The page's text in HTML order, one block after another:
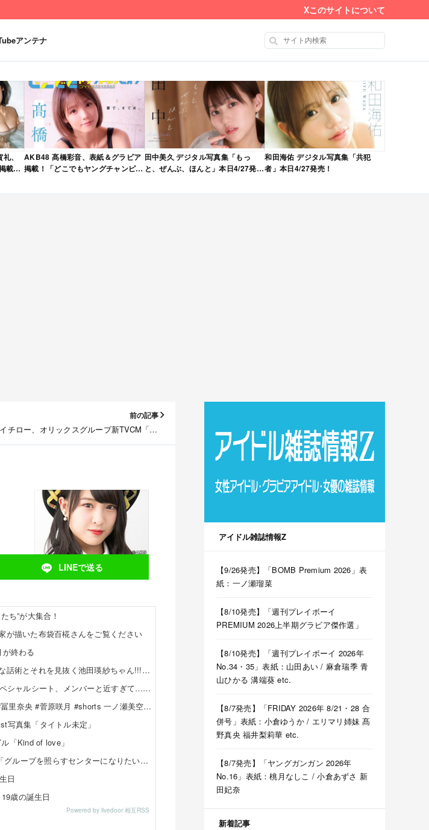
Xこのサイトについて
アンテナ
、
載！
AKB48 髙橋彩音、表紙＆グラビア
掲載！「どこでもヤングチャンピオ
田中美久 デジタル写真集「もっ
と、ぜんぶ、ほんと」本日4/27発
和田海佑 デジタル写真集「共犯
者」本日4/27発売！
前の記事
チロー、オリックスグループ新TVCM「やる
LINEで送る
ち”が大集合！
が描いた布袋百椛さんをご覧ください
終わる
林瑠奈ちゃんの巧みな話術とそれを見抜く池田瑛紗ちゃん!!!【乃木坂46】
【櫻坂46】レミノスペシャルシート、メンバーと近すぎて…【全国ツアー2026】
池田瑛紗 乃木坂46 #冨里奈央 #菅原咲月 #shorts 一ノ瀬美空 五百城茉央 瀬戸口心月 奥の反応まとめ
写真集「タイトル未定」
「Kind of love」
日向坂46 藤嶌果歩 「グループを照らすセンターになりたい」何倍もキラキラしたかほりんが降臨【坂道の火曜日】
日
歳の誕生日
Powered by livedoor 相互RSS
アイドル雑誌情報Z
【9/26発売】「BOMB Premium 2026」表
紙：一ノ瀬瑠菜
【8/10発売】「週刊プレイボーイ
PREMIUM 2026上半期グラビア傑作選」
【8/10発売】「週刊プレイボーイ 2026年
No.34・35」表紙：山田あい / 麻倉瑞季 青
山ひかる 溝端葵 etc.
【8/7発売】「FRIDAY 2026年 8/21・28 合
併号」表紙：小倉ゆうか / エリマリ姉妹 髙
野真央 福井梨莉華 etc.
【8/7発売】「ヤングガンガン 2026年
No.16」表紙：桃月なしこ / 小倉あずさ 新
田妃奈
新着記事